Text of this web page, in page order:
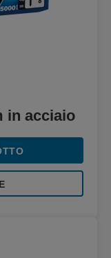
in acciaio